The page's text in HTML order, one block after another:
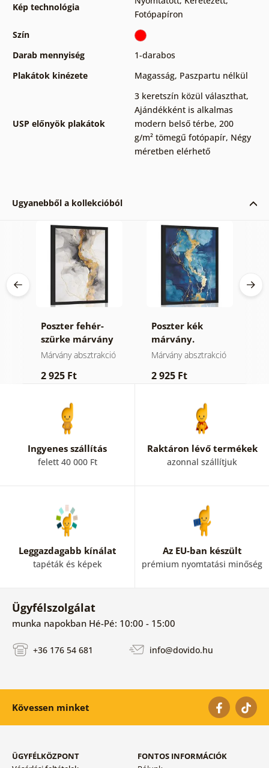
Kép technológia
Fotópapíron
Szín
Darab mennyiség
1-darabos
Plakátok kinézete
Magasság, Paszpartu nélkül
USP előnyök plakátok
3 keretszín közül választhat,
Ajándékként is alkalmas
modern belső térbe, 200
g/m² tömegű fotópapír, Négy
méretben elérhető
Ugyanebből a kollekcióból
Poszter fehér-
szürke márvány
Márvány absztrakció
2 925 Ft
Poszter kék
márvány.
Márvány absztrakció
2 925 Ft
Ingyenes szállítás
felett 40 000 Ft
Raktáron lévő termékek
azonnal szállítjuk
Leggazdagabb kínálat
tapéták és képek
Az EU-ban készült
prémium nyomtatási minőség
Ügyfélszolgálat
munka napokban Hé-Pé: 10:00 - 15:00
+36 176 54 681 info@dovido.hu
Kövessen minket
ÜGYFÉLKÖZPONT
FONTOS INFORMÁCIÓK